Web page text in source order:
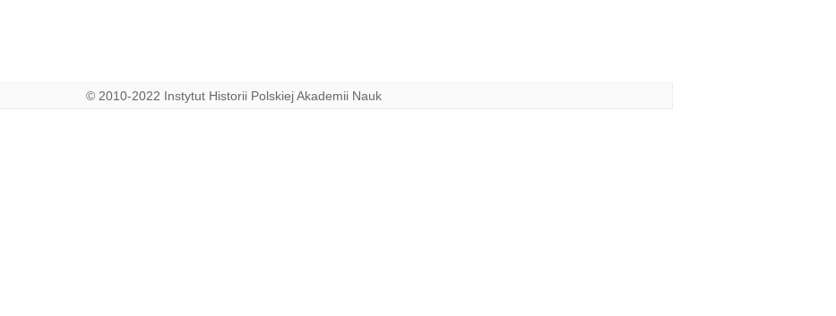
© 2010-2022 Instytut Historii Polskiej Akademii Nauk